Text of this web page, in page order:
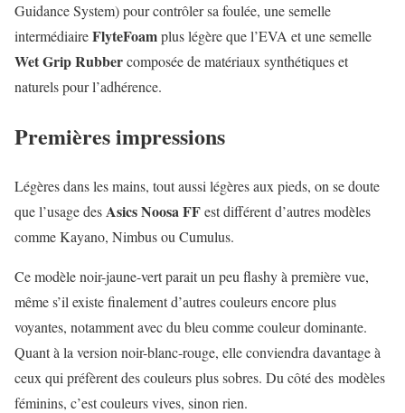
Guidance System) pour contrôler sa foulée, une semelle
intermédiaireFlyteFoamplus légère que l’EVA et une semelle
Wet Grip Rubbercomposée de matériaux synthétiques et
naturels pour l’adhérence.
Premières impressions
Légères dans les mains, tout aussi légères aux pieds, on se doute
que l’usage desAsics Noosa FFest différent d’autres modèles
comme Kayano, Nimbus ou Cumulus.
Ce modèle noir-jaune-vert parait un peu flashy à première vue,
même s’il existe finalement d’autres couleurs encore plus
voyantes, notamment avec du bleu comme couleur dominante.
Quant à la version noir-blanc-rouge, elle conviendra davantage à
ceux qui préfèrent des couleurs plus sobres. Du côté des modèles
féminins, c’est couleurs vives, sinon rien.